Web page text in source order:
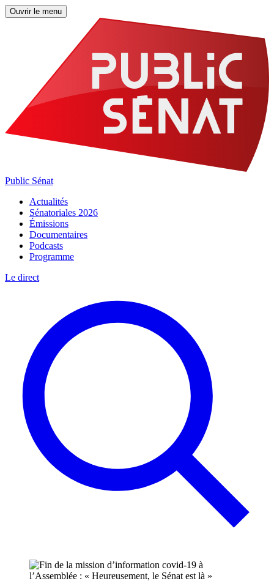
Ouvrir le menu
Public Sénat
Actualités
Sénatoriales 2026
Émissions
Documentaires
Podcasts
Programme
Le direct